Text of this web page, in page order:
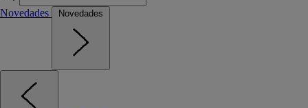
Novedades Novedades